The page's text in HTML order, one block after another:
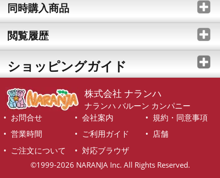
同時購入商品
閲覧履歴
ショッピングガイド
株式会社 ナランハ
ナランハ バルーン カンパニー
お問合せ
会社案内
規約・同意事項
営業時間
ご利用ガイド
店舗
ご注文について
対応ブラウザ
©1999-2026 NARANJA Inc. All Rights Reserved.